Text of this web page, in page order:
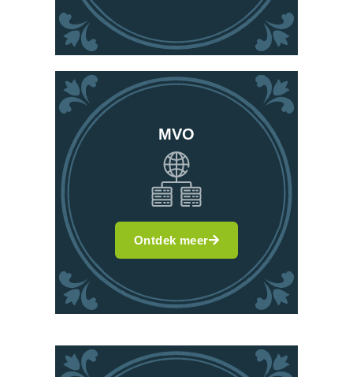
MVO
Ontdek meer